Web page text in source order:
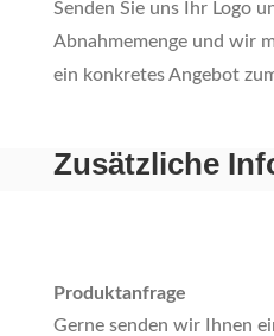
Senden Sie uns Ihr Logo
Abnahmemenge und wir
ein konkretes Angebot
Zusätzliche
Produktanfrage
Gerne senden wir Ihnen